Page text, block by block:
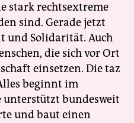
stark rechtsextreme
sind. Gerade jetzt
und Solidarität. Auch
die sich vor Ort
einsetzen. Die taz
beginnt im
unterstützt bundesweit
und baut einen